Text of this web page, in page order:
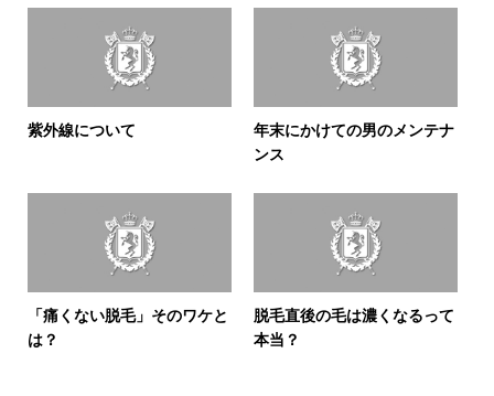
紫外線について
年末にかけての男のメンテナ
ンス
「痛くない脱毛」そのワケと
は？
脱毛直後の毛は濃くなるって
本当？